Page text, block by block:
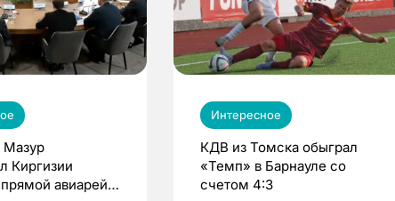
Мазур
Киргизии
прямой авиарейс
Интересное
КДВ из Томска обыграл
«Темп» в Барнауле со
счетом 4:3